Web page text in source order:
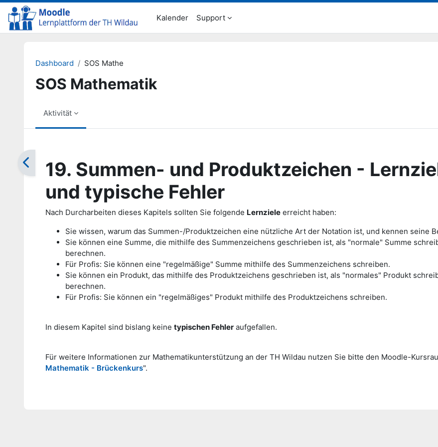
Zum Hauptinhalt
Kalender
Support
Dashboard SOS Mathe
SOS Mathematik
Aktivität
19. Summen- und Produktzeichen -
und typische Fehler
Nach Durcharbeiten dieses Kapitels sollten Sie folgende Lernziele erreicht haben:
Sie wissen, warum das Summen-/Produktzeichen eine nützliche Art der Notation ist, und kennen seine
Sie können eine Summe, die mithilfe des Summenzeichens geschrieben ist, als "normale" Summe
berechnen.
Für Profis: Sie können eine "regelmäßige" Summe mithilfe des Summenzeichens schreiben.
Sie können ein Produkt, das mithilfe des Produktzeichens geschrieben ist, als "normales" Produkt
berechnen.
Für Profis: Sie können ein "regelmäßiges" Produkt mithilfe des Produktzeichens schreiben.
In diesem Kapitel sind bislang keine typischen Fehler aufgefallen.
Für weitere Informationen zur Mathematikunterstützung an der TH Wildau nutzen Sie bitte den Moodle-
Mathematik - Brückenkurs".